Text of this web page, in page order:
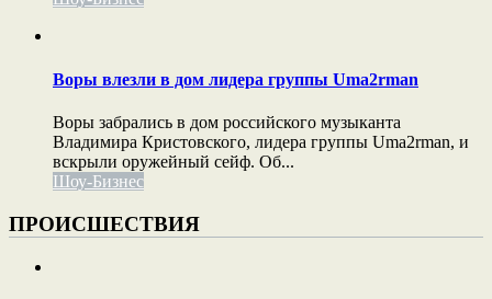
Воры влезли в дом лидера группы Uma2rman
Воры забрались в дом российского музыканта
Владимира Кристовского, лидера группы Uma2rman, и
вскрыли оружейный сейф. Об...
Шоу-Бизнес
ПРОИСШЕСТВИЯ